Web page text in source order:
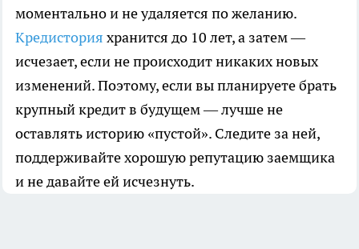
моментально и не удаляется по желанию.
Кредистория хранится до 10 лет, а затем —
исчезает, если не происходит никаких новых
изменений. Поэтому, если вы планируете брать
крупный кредит в будущем — лучше не
оставлять историю «пустой». Следите за ней,
поддерживайте хорошую репутацию заемщика
и не давайте ей исчезнуть.